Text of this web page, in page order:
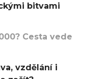
bitvami
Cesta vede
vzdělání i